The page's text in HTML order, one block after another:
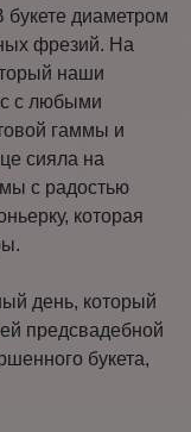
диаметром
фрезий. На
наши
с любыми
гаммы и
сияла на
с радостью
которая
день, который
предсвадебной
букета,